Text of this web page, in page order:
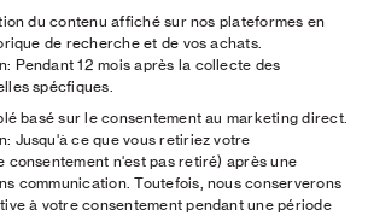
du contenu affiché sur nos plateformes en
de recherche et de vos achats.
Pendant 12 mois après la collecte des
spécfiques.
basé sur le consentement au marketing direct.
Jusqu'à ce que vous retiriez votre
consentement n'est pas retiré) après une
communication. Toutefois, nous conserverons
à votre consentement pendant une période